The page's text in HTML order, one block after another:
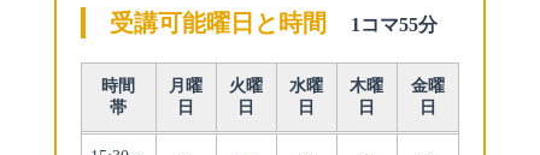
受講可能曜日と時間 1コマ55分
時間
帯
月曜
日
火曜
日
水曜
日
木曜
日
金曜
日